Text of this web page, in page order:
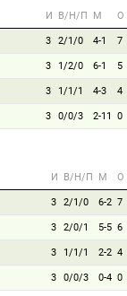
И В/Н/П М О
3 2/1/0 4-1 7
3 1/2/0 6-1 5
3 1/1/1 4-3 4
3 0/0/3 2-11 0
И В/Н/П М О
3 2/1/0 6-2 7
3 2/0/1 5-5 6
3 1/1/1 2-2 4
3 0/0/3 0-4 0